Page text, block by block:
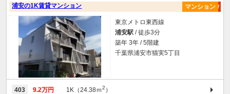
浦安の1K賃貸マンション マンション
東京メトロ東西線
浦安駅 / 徒歩3分
築年 3年 / 5階建
千葉県浦安市猫実5丁目
403 9.2万円 1K（24.38ｍ2 ）